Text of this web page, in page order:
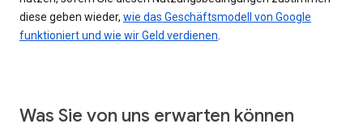
diese geben wieder, wie das Geschäftsmodell von Google
funktioniert und wie wir Geld verdienen
Was Sie von uns erwarten können